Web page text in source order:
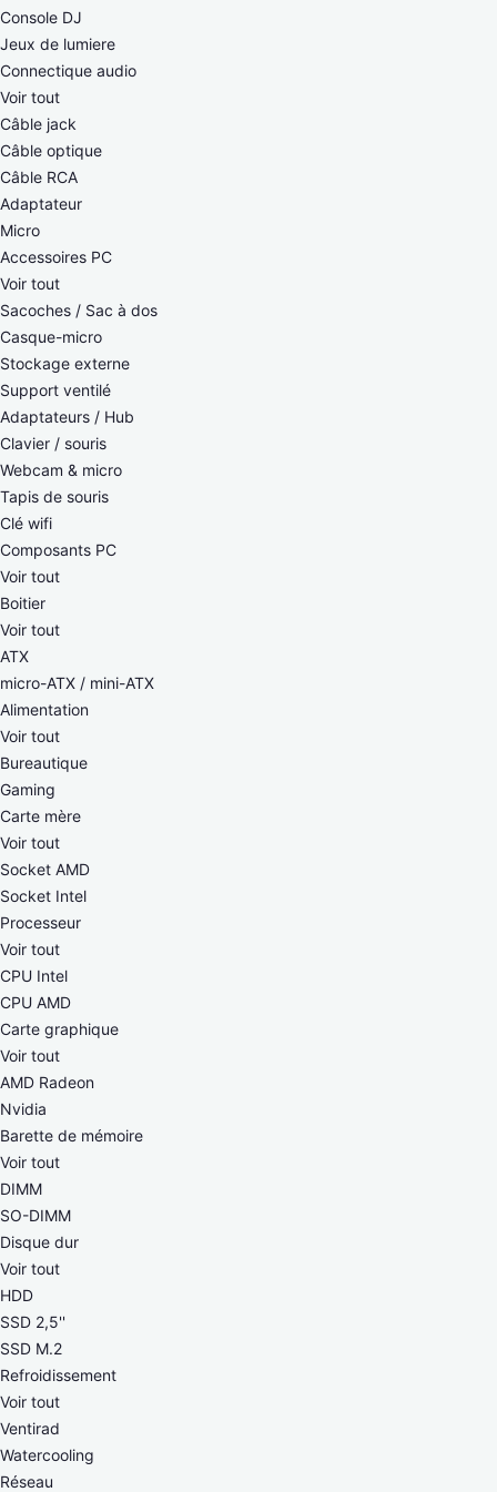
Console DJ
Jeux de lumiere
Connectique audio
Voir tout
Câble jack
Câble optique
Câble RCA
Adaptateur
Micro
Accessoires PC
Voir tout
Sacoches / Sac à dos
Casque-micro
Stockage externe
Support ventilé
Adaptateurs / Hub
Clavier / souris
Webcam & micro
Tapis de souris
Clé wifi
Composants PC
Voir tout
Boitier
Voir tout
ATX
micro-ATX / mini-ATX
Alimentation
Voir tout
Bureautique
Gaming
Carte mère
Voir tout
Socket AMD
Socket Intel
Processeur
Voir tout
CPU Intel
CPU AMD
Carte graphique
Voir tout
AMD Radeon
Nvidia
Barette de mémoire
Voir tout
DIMM
SO-DIMM
Disque dur
Voir tout
HDD
SSD 2,5''
SSD M.2
Refroidissement
Voir tout
Ventirad
Watercooling
Réseau